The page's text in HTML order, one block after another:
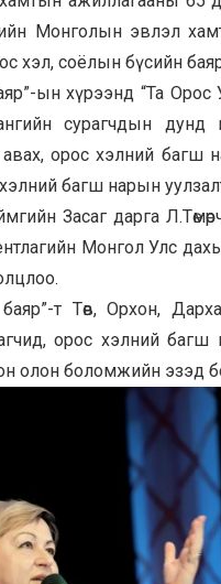
Монголын эвлэл
хэл, соёлын бүсийн
ын хүрээнд “Та
ангийн сурагчдын
орос хэлний
хэлний багш нарын
Засаг дарга
Монгол Улс
т Төв, Орхон,
орос хэлний
олон боломжийн эзэд